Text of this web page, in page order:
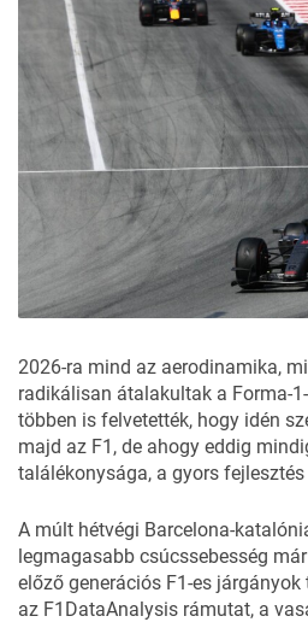
2026-ra mind az aerodinamika,
radikálisan átalakultak a Forma-
többen is felvetették, hogy idén
majd az F1, de ahogy eddig
találékonysága, a gyors
A múlt hétvégi Barcelona-
legmagasabb csúcssebesség
előző generációs F1-es
az F1DataAnalysis rámutat, a